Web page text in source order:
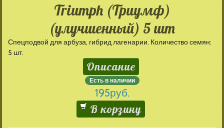
Triumph (Триумф)
(улучшенный) 5 шт
Спецподвой для арбуза, гибрид лагенарии. Количество семян:
5 шт.
Описание
Есть в наличии
195руб.
В корзину